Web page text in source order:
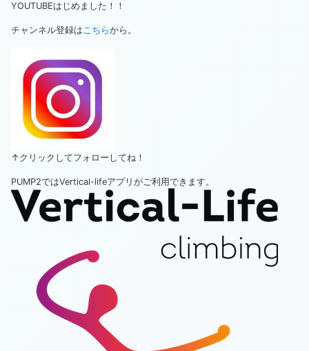
YOUTUBEはじめました！！
チャンネル登録はこちらから。
↑クリックしてフォローしてね！
PUMP2ではVertical-lifeアプリがご利用できます。